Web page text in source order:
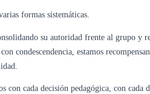
formas sistemáticas.
su autoridad frente al grupo y
condescendencia, estamos
cada decisión pedagógica, con cada